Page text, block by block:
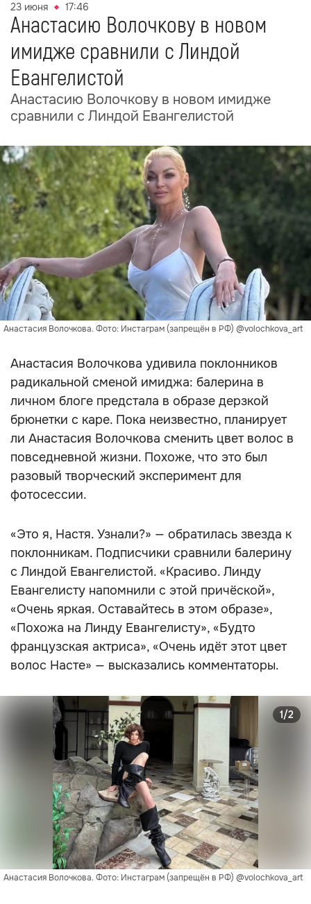
23 июня 17:46
Анастасию Волочкову в новом
имидже сравнили с Линдой
Евангелистой
Анастасию Волочкову в новом имидже
сравнили с Линдой Евангелистой
Анастасия Волочкова. Фото: Инстаграм (запрещён в РФ) @volochkova_art
Анастасия Волочкова удивила поклонников
радикальной сменой имиджа: балерина в
личном блоге предстала в образе дерзкой
брюнетки с каре. Пока неизвестно, планирует
ли Анастасия Волочкова сменить цвет волос в
повседневной жизни. Похоже, что это был
разовый творческий эксперимент для
фотосессии.
«Это я, Настя. Узнали?» — обратилась звезда к
поклонникам. Подписчики сравнили балерину
с Линдой Евангелистой. «Красиво. Линду
Евангелисту напомнили с этой причёской»,
«Очень яркая. Оставайтесь в этом образе»,
«Похожа на Линду Евангелисту», «Будто
французская актриса», «Очень идёт этот цвет
волос Насте» — высказались комментаторы.
Анастасия Волочкова. Фото: Инстаграм (запрещён в РФ) @volochkova_art
1/2